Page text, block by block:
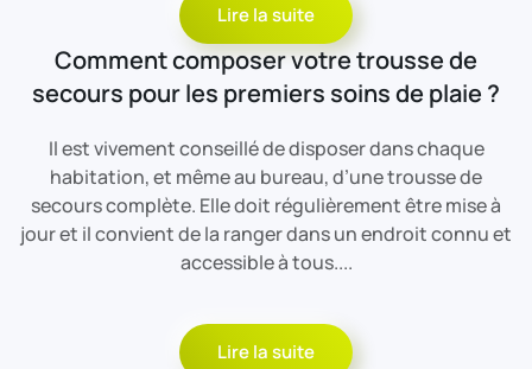
Lire la suite
Comment composer votre trousse de
secours pour les premiers soins de plaie ?
Il est vivement conseillé de disposer dans chaque
habitation, et même au bureau, d’une trousse de
secours complète. Elle doit régulièrement être mise à
jour et il convient de la ranger dans un endroit connu et
accessible à tous....
Lire la suite